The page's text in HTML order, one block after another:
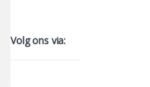
Volg ons via: